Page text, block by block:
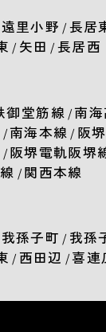
遠里小野 / 長居
/ 矢田 / 長居西
御堂筋線 /南
/南海本線 / 阪
/ 阪堺電軌阪堺
/ 関西本線
我孫子町 / 我孫
/ 西田辺 /喜連